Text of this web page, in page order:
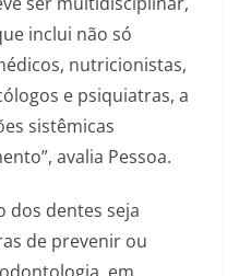
inclui não só
nutricionistas,
e psiquiatras, a
sistêmicas
avalia Pessoa.
dos dentes seja
de prevenir ou